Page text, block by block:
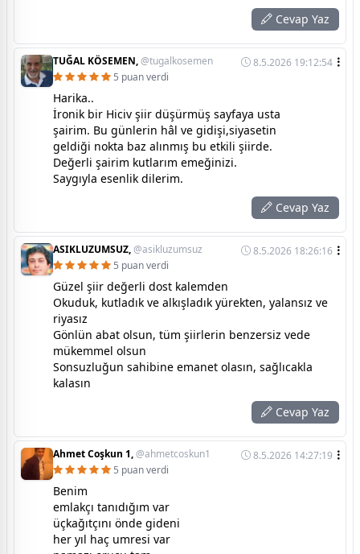
Cevap Yaz
TUĞAL KÖSEMEN,@tugalkosemen
8.5.2026 19:12:54
5 puan verdi
Harika..
İronik bir Hiciv şiir düşürmüş sayfaya usta
şairim. Bu günlerin hâl ve gidişi,siyasetin
geldiği nokta baz alınmış bu etkili şiirde.
Değerli şairim kutlarım emeğinizi.
Saygıyla esenlik dilerim.
Cevap Yaz
ASIKLUZUMSUZ,@asikluzumsuz
8.5.2026 18:26:16
5 puan verdi
Güzel şiir değerli dost kalemden
Okuduk, kutladık ve alkışladık yürekten, yalansız ve
riyasız
Gönlün abat olsun, tüm şiirlerin benzersiz vede
mükemmel olsun
Sonsuzluğun sahibine emanet olasın, sağlıcakla
kalasın
Cevap Yaz
Ahmet Coşkun 1,@ahmetcoskun1
8.5.2026 14:27:19
5 puan verdi
Benim
emlakçı tanıdığım var
üçkağıtçını önde gideni
her yıl haç umresi var